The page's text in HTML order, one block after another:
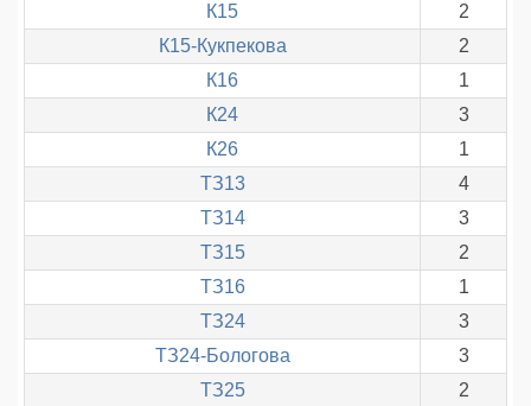
К15
2
К15-Кукпекова
2
К16
1
К24
3
К26
1
ТЗ13
4
ТЗ14
3
ТЗ15
2
ТЗ16
1
ТЗ24
3
ТЗ24-Бологова
3
ТЗ25
2